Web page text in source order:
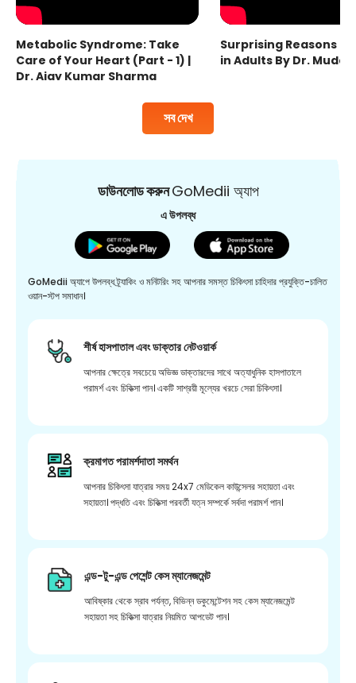
সব দেখ
Metabolic Syndrome: Take
Care of Your Heart (Part - 1) |
Dr. Ajay Kumar Sharma
Surprising Reasons
in Adults By Dr.
ডাউনলোড করুনGoMedii অ্যাপ
এ উপলব্ধ
GoMedii অ্যাপে উপলব্ধ ট্র্যাকিং ও মনিটরিং সহ আপনার সমস্ত চিকিৎসা চাহিদার প্রযুক্তি-চালিত
ওয়ান-স্টপ সমাধান।
শীর্ষ হাসপাতাল এবং ডাক্তার নেটওয়ার্ক
আপনার ক্ষেত্রে সবচেয়ে অভিজ্ঞ ডাক্তারদের সাথে অত্যাধুনিক হাসপাতালে
পরামর্শ এবং চিকিত্সা পান। একটি সাশ্রয়ী মূল্যের খরচে সেরা চিকিৎসা।
ক্রমাগত পরামর্শদাতা সমর্থন
আপনার চিকিৎসা যাত্রার সময় 24x7 মেডিকেল কাউন্সেলর সহায়তা এবং
সহায়তা। পদ্ধতি এবং চিকিত্সা পরবর্তী যত্ন সম্পর্কে সর্বদা পরামর্শ পান।
এন্ড-টু-এন্ড পেশেন্ট কেস ম্যানেজমেন্ট
আবিষ্কার থেকে স্রাব পর্যন্ত, বিভিন্ন ডকুমেন্টেশন সহ কেস ম্যানেজমেন্ট
সহায়তা সহ চিকিত্সা যাত্রার নিয়মিত আপডেট পান।